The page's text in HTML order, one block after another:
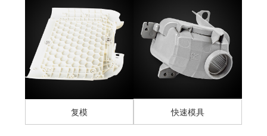
复模 快速模具